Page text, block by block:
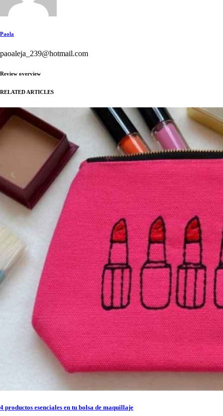
Paola
paoaleja_239@hotmail.com
Review overview
RELATED ARTICLES
4 productos esenciales en tu bolsa de maquillaje